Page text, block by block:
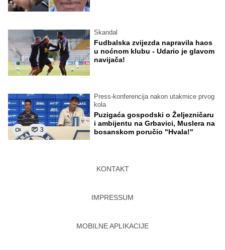
Skandal
Fudbalska zvijezda napravila haos
u noćnom klubu - Udario je glavom
navijača!
3
Press-konferencija nakon utakmice prvog
kola
Puzigaća gospodski o Željezničaru
i ambijentu na Grbavici, Muslera na
bosanskom poručio "Hvala!"
KONTAKT
IMPRESSUM
MOBILNE APLIKACIJE